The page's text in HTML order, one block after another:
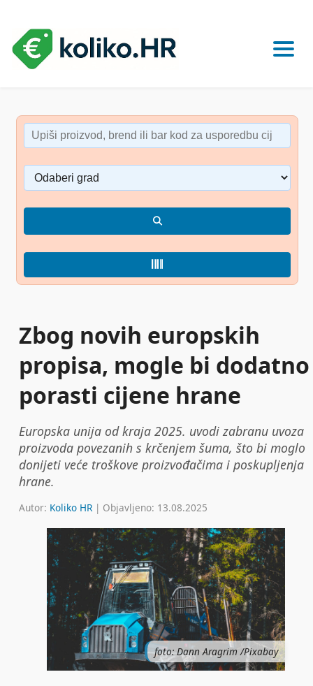
Zbog novih europskih
propisa, mogle bi dodatno
porasti cijene hrane
Europska unija od kraja 2025. uvodi zabranu uvoza
proizvoda povezanih s krčenjem šuma, što bi moglo
donijeti veće troškove proizvođačima i poskupljenja
hrane.
Autor: Koliko HR | Objavljeno: 13.08.2025
foto: Dann Aragrim /Pixabay